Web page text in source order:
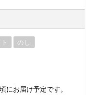
のし
にお届け予定です。